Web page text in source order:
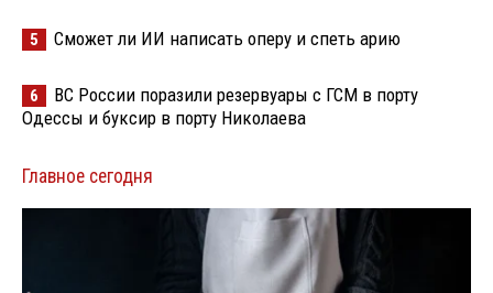
5 Сможет ли ИИ написать оперу и спеть арию
6
ВС России поразили резервуары с ГСМ в порту
Одессы и буксир в порту Николаева
Главное сегодня